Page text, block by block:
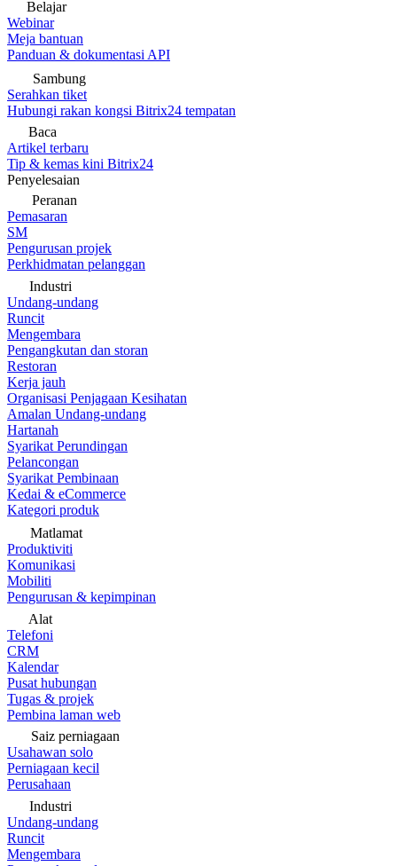
Belajar
Webinar
Meja bantuan
Panduan & dokumentasi API
Sambung
Serahkan tiket
Hubungi rakan kongsi Bitrix24 tempatan
Baca
Artikel terbaru
Tip & kemas kini Bitrix24
Penyelesaian
Peranan
Pemasaran
SM
Pengurusan projek
Perkhidmatan pelanggan
Industri
Undang-undang
Runcit
Mengembara
Pengangkutan dan storan
Restoran
Kerja jauh
Organisasi Penjagaan Kesihatan
Amalan Undang-undang
Hartanah
Syarikat Perundingan
Pelancongan
Syarikat Pembinaan
Kedai & eCommerce
Kategori produk
Matlamat
Produktiviti
Komunikasi
Mobiliti
Pengurusan & kepimpinan
Alat
Telefoni
CRM
Kalendar
Pusat hubungan
Tugas & projek
Pembina laman web
Saiz perniagaan
Usahawan solo
Perniagaan kecil
Perusahaan
Industri
Undang-undang
Runcit
Mengembara